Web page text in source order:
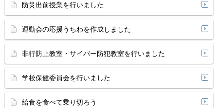
防災出前授業を行いました
運動会の応援うちわを作成しました
非行防止教室・サイバー防犯教室を行いました
学校保健委員会を行いました
給食を食べて乗り切ろう